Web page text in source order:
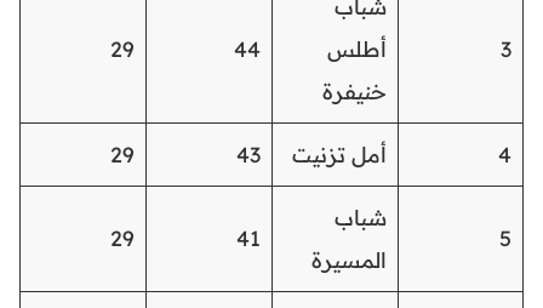
3
شباب
أطلس
خنيفرة
44
29
4 أمل تزنيت 43
29
5
شباب
المسيرة
41
29